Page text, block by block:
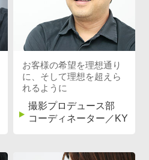
お客様の希望を理想通り
に、そして理想を超えら
れるように
撮影プロデュース部
コーディネーター／KY